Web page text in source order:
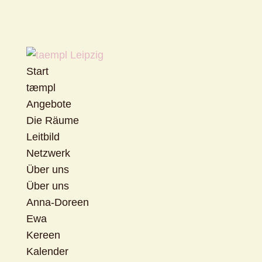
Start
tæmpl
Angebote
Die Räume
Leitbild
Netzwerk
Über uns
Über uns
Anna-Doreen
Ewa
Kereen
Kalender